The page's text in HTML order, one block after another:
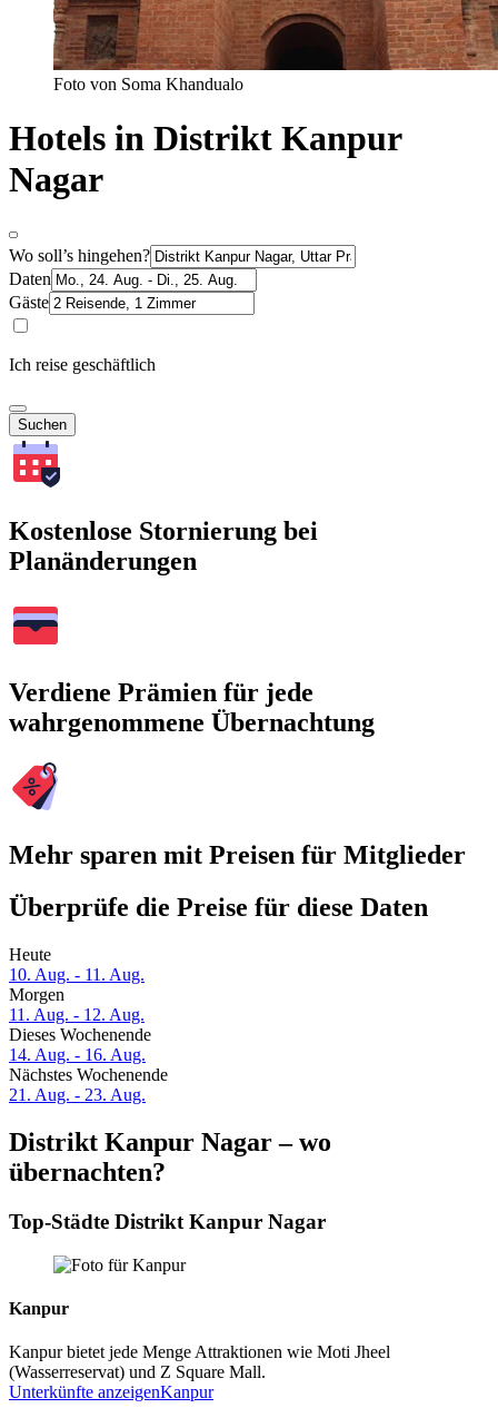
Foto von Soma Khandualo
Hotels in Distrikt Kanpur
Nagar
Wo soll’s hingehen?
Daten
Gäste
Ich reise geschäftlich
Suchen
Kostenlose Stornierung bei
Planänderungen
Verdiene Prämien für jede
wahrgenommene Übernachtung
Mehr sparen mit Preisen für Mitglieder
Überprüfe die Preise für diese Daten
Heute
10. Aug. - 11. Aug.
Morgen
11. Aug. - 12. Aug.
Dieses Wochenende
14. Aug. - 16. Aug.
Nächstes Wochenende
21. Aug. - 23. Aug.
Distrikt Kanpur Nagar – wo
übernachten?
Top-Städte Distrikt Kanpur Nagar
Kanpur
Kanpur bietet jede Menge Attraktionen wie Moti Jheel
(Wasserreservat) und Z Square Mall.
Unterkünfte anzeigenKanpur